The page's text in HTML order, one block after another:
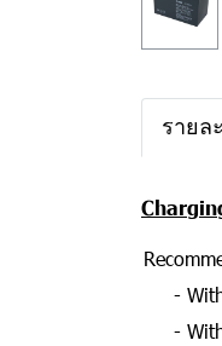
รายล
- With
-